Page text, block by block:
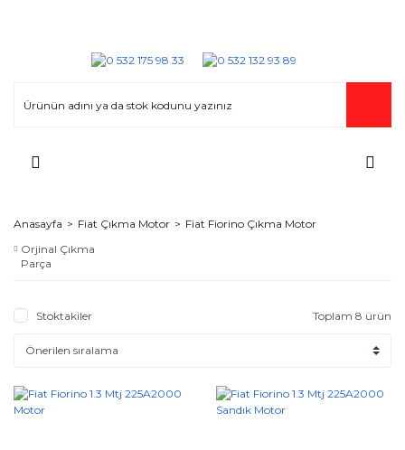
Anasayfa Fiat Çıkma Motor
Fiat Fiorino Çıkma Motor
Orjinal Çıkma
Parça
Stoktakiler Toplam 8 ürün